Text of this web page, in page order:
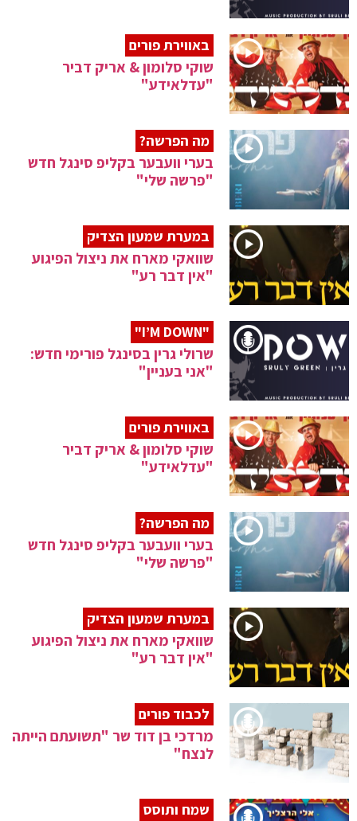
באווירת פורים
שוקי סלומון & אריק דביר
"עדלאידע"
מה הפרשה?
בערי וועבער בקליפ סינגל חדש
"פרשה שלי"
במערת שמעון הצדיק
שוואקי מארח את ניצול הפיגוע
"אין דבר רע"
"I’M DOWN"
שרולי גרין בסינגל פורימי חדש:
"אני בעניין"
באווירת פורים
שוקי סלומון & אריק דביר
"עדלאידע"
מה הפרשה?
בערי וועבער בקליפ סינגל חדש
"פרשה שלי"
במערת שמעון הצדיק
שוואקי מארח את ניצול הפיגוע
"אין דבר רע"
לכבוד פורים
מרדכי בן דוד שר "תשועתם הייתה
לנצח"
שמח ותוסס